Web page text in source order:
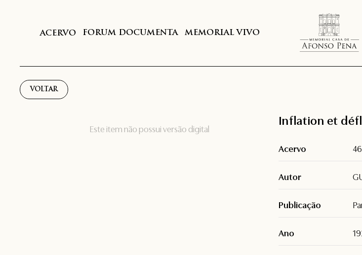
ACERVO FORUM DOCUMENTA MEMORIAL VIVO
VOLTAR
Este item não possui versão digital
Inflation et
Acervo
Autor
Publicação
Ano